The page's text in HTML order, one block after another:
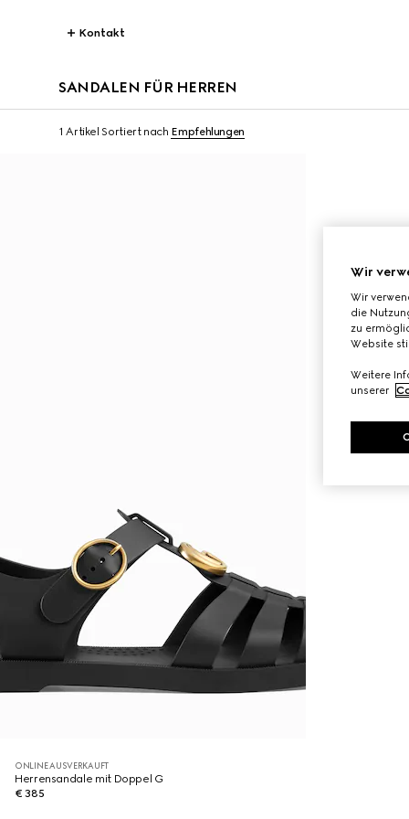
Kontakt
SANDALEN FÜR HERREN
1 Artikel Sortiert nach Empfehlungen
ONLINE AUSVERKAUFT
Herrensandale mit Doppel G
€ 385
Wir
Wir
die
zu
Website
Weitere
unserer